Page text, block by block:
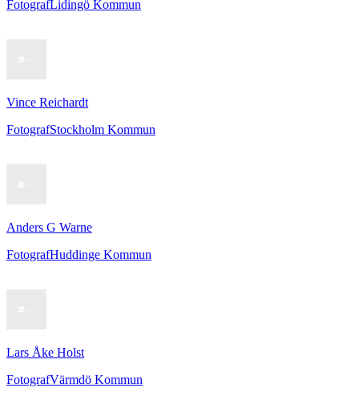
FotografLidingö Kommun
Vince Reichardt
FotografStockholm Kommun
Anders G Warne
FotografHuddinge Kommun
Lars Åke Holst
FotografVärmdö Kommun